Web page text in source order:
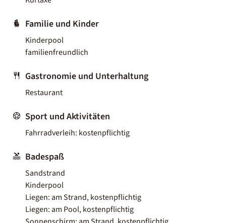
Familie und Kinder
Kinderpool
familienfreundlich
Gastronomie und Unterhaltung
Restaurant
Sport und Aktivitäten
Fahrradverleih: kostenpflichtig
Badespaß
Sandstrand
Kinderpool
Liegen: am Strand, kostenpflichtig
Liegen: am Pool, kostenpflichtig